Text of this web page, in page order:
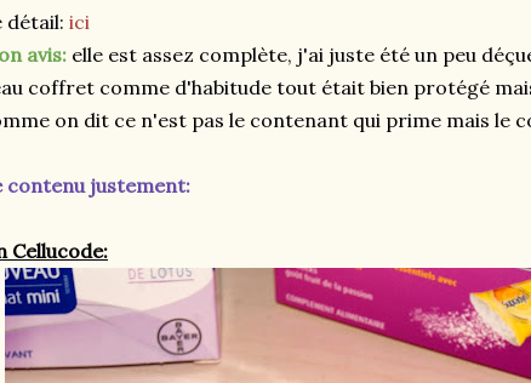
détail: ici
avis: elle est assez complète, j'ai juste été un peu
coffret comme d'habitude tout était bien protégé
on dit ce n'est pas le contenant qui prime mais le
contenu justement:
Cellucode: